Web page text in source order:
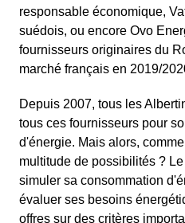
responsable économique,
suédois, ou encore Ovo
fournisseurs originaires du
marché français en 2019/
Depuis 2007, tous les
tous ces fournisseurs pour
d'énergie. Mais alors,
multitude de possibilités ?
simuler sa consommation
évaluer ses besoins
offres sur des critères